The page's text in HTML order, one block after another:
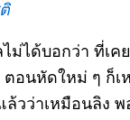
ม่ได้บอกว่า ที่เค
ตอนหัดใหม่ ๆ ก็
ล้วว่าเหมือนลิง